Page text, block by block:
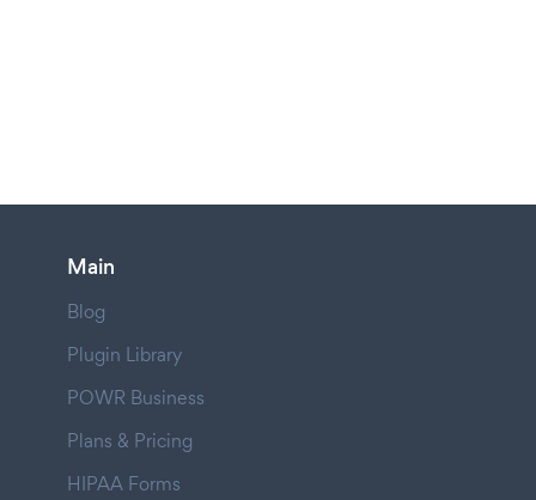
Main
Blog
Plugin Library
POWR Business
Plans & Pricing
HIPAA Forms